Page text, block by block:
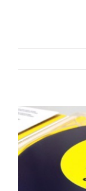
View
Larger
Image